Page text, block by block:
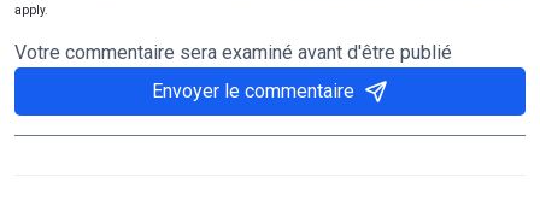
apply.
Votre commentaire sera examiné avant d'être publié
Envoyer le commentaire